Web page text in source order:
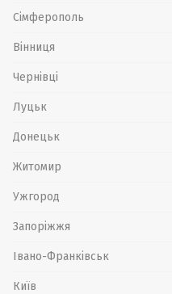
Сімферополь
Вінниця
Чернівці
Луцьк
Донецьк
Житомир
Ужгород
Запоріжжя
Івано-Франківськ
Київ